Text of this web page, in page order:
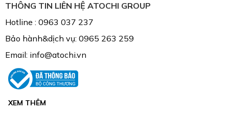
THÔNG TIN LIÊN HỆ ATOCHI GROUP
Hotline : 0963 037 237
Bảo hành&dịch vụ: 0965 263 259
Email: info@atochi.vn
XEM THÊM